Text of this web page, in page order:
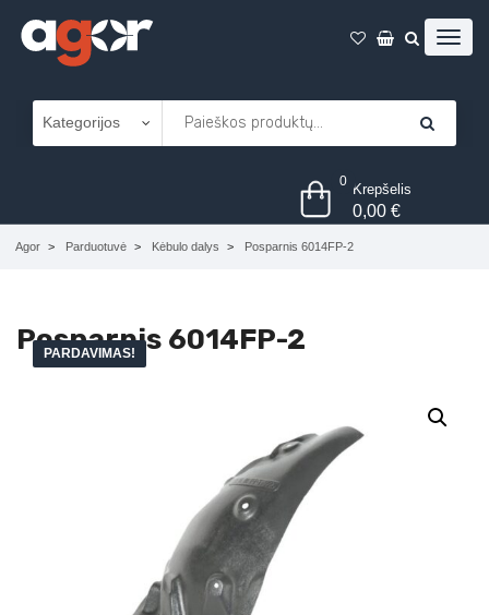
0 Krepšelis
0,00€
Agor Parduotuvė Kėbulo dalys Posparnis 6014FP-2
Posparnis 6014FP-2
PARDAVIMAS!